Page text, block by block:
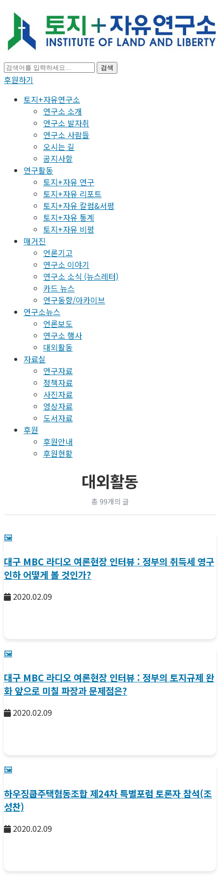
검색
후원하기
토지+자유연구소
연구소 소개
연구소 발자취
연구소 사람들
오시는 길
공지사항
연구활동
토지+자유 연구
토지+자유 리포트
토지+자유 칼럼&서평
토지+자유 통계
토지+자유 비평
매거진
언론기고
연구소 이야기
연구소 소식 (뉴스레터)
카드 뉴스
연구동향/아카이브
연구소뉴스
언론보도
연구소 행사
대외활동
자료실
연구자료
정책자료
사진자료
영상자료
도서자료
후원
후원안내
후원현황
대외활동
총 99개의 글
🖼️
대구 MBC 라디오 여론현장 인터뷰 : 정부의 취득세 영구
인하 어떻게 볼 것인가?
2020.02.09
🖼️
대구 MBC 라디오 여론현장 인터뷰 : 정부의 토지규제 완
화 앞으로 미칠 파장과 문제점은?
2020.02.09
🖼️
하우징쿱주택협동조합 제24차 특별포럼 토론자 참석(조
성찬)
2020.02.09